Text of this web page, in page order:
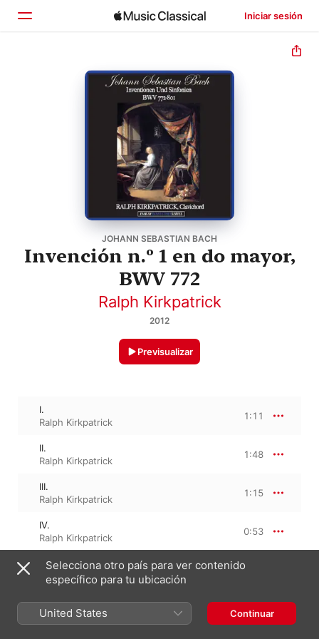
Iniciar sesión
JOHANN SEBASTIAN BACH
Invención n.º 1 en do mayor,
BWV 772
Ralph Kirkpatrick
2012
Previsualizar
I.
Ralph Kirkpatrick
1:11
II.
Ralph Kirkpatrick
1:48
III.
Ralph Kirkpatrick
1:15
IV.
Ralph Kirkpatrick
0:53
V.
Ralph Kirkpatrick
1:37
VI.
Ralph Kirkpatrick
2:32
Selecciona otro país para ver contenido
específico para tu ubicación
United States Continuar